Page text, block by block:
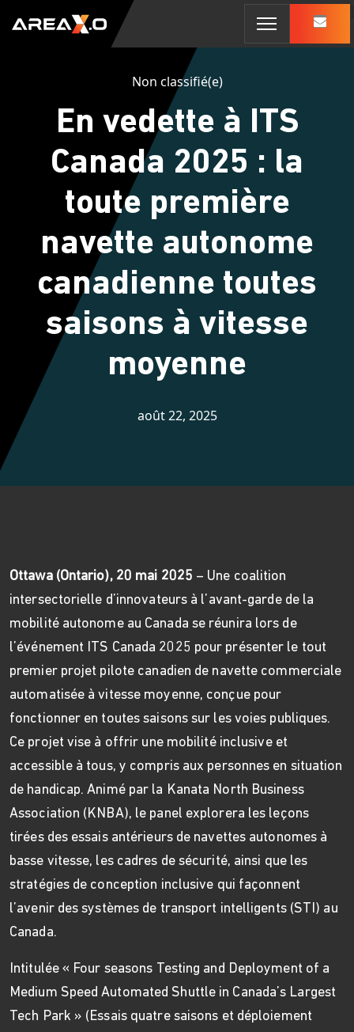
Passer au contenu
Non classifié(e)
En vedette à ITS
Canada 2025 : la
toute première
navette autonome
canadienne toutes
saisons à vitesse
moyenne
août 22, 2025
Ottawa (Ontario), 20 mai 2025 – Une coalition
intersectorielle d’innovateurs à l’avant-garde de la
mobilité autonome au Canada se réunira lors de
l’événement ITS Canada 2025 pour présenter le tout
premier projet pilote canadien de navette commerciale
automatisée à vitesse moyenne, conçue pour
fonctionner en toutes saisons sur les voies publiques.
Ce projet vise à offrir une mobilité inclusive et
accessible à tous, y compris aux personnes en situation
de handicap. Animé par la Kanata North Business
Association (KNBA), le panel explorera les leçons
tirées des essais antérieurs de navettes autonomes à
basse vitesse, les cadres de sécurité, ainsi que les
stratégies de conception inclusive qui façonnent
l’avenir des systèmes de transport intelligents (STI) au
Canada.
Intitulée « Four seasons Testing and Deployment of a
Medium Speed Automated Shuttle in Canada’s Largest
Tech Park » (Essais quatre saisons et déploiement